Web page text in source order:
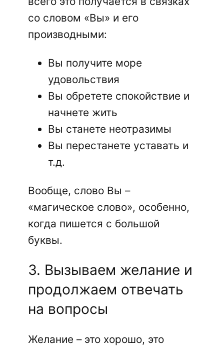
со словом «Вы» и его
производными:
Вы получите море
удовольствия
Вы обретете спокойствие и
начнете жить
Вы станете неотразимы
Вы перестанете уставать и
т.д.
Вообще, слово Вы –
«магическое слово», особенно,
когда пишется с большой
буквы.
3. Вызываем желание и
продолжаем отвечать
на вопросы
Желание – это хорошо, это